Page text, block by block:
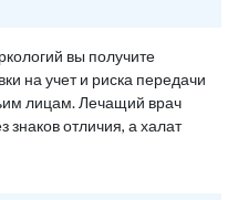
вы получите
на учет и риска передачи
лицам. Лечащий врач
знаков отличия, а халат